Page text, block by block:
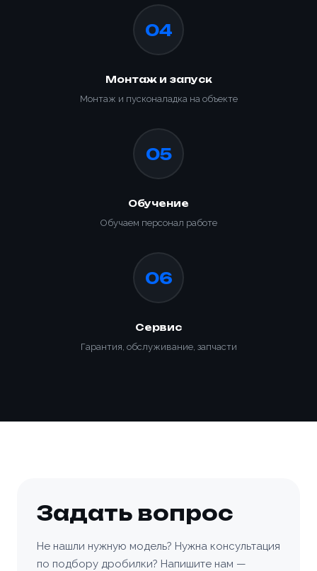
04
Монтаж и запуск
Монтаж и пусконаладка на объекте
05
Обучение
Обучаем персонал работе
06
Сервис
Гарантия, обслуживание, запчасти
Задать вопрос
Не нашли нужную модель? Нужна консультация
по подбору дробилки? Напишите нам —